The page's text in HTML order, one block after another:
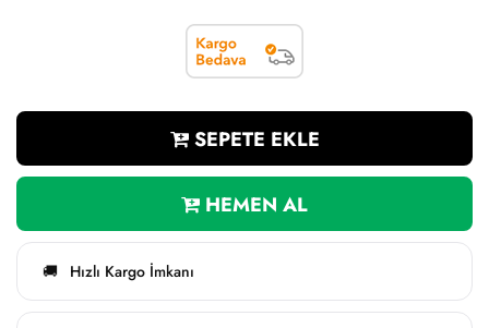
SEPETE EKLE
HEMEN AL
🚚 Hızlı Kargo İmkanı